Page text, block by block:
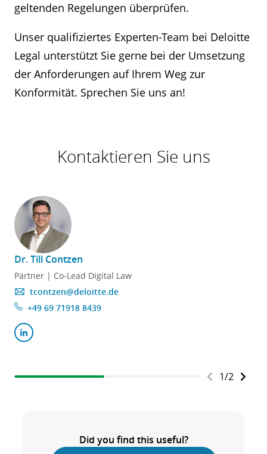
geltenden Regelungen überprüfen.
Unser qualifiziertes Experten-Team bei Deloitte
Legal unterstützt Sie gerne bei der Umsetzung
der Anforderungen auf Ihrem Weg zur
Konformität. Sprechen Sie uns an!
Kontaktieren Sie uns
Dr. Till Contzen
Partner | Co-Lead Digital Law
tcontzen@deloitte.de
+49 69 71918 8439
1/2
Did you find this useful?